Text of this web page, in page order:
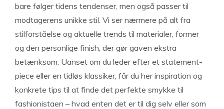
bare følger tidens tendenser, men også passer til
modtagerens unikke stil. Vi ser nærmere på alt fra
stilforståelse og aktuelle trends til materialer, former
og den personlige finish, der gør gaven ekstra
betænksom. Uanset om du leder efter et statement-
piece eller en tidløs klassiker, får du her inspiration og
konkrete tips til at finde det perfekte smykke til
fashionistaen – hvad enten det er til dig selv eller som